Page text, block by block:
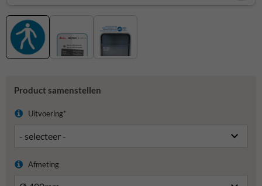
Product samenstellen
Uitvoering*
Afmeting